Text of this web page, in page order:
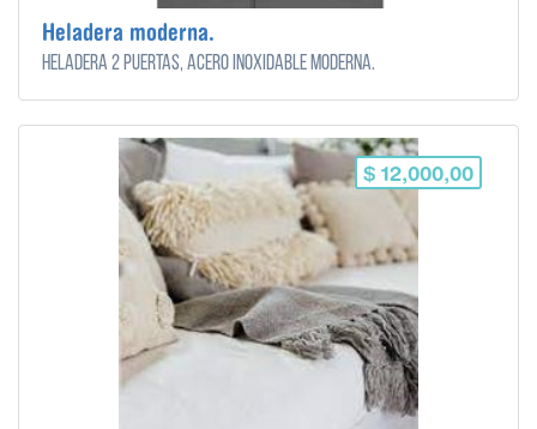
Heladera moderna.
Heladera 2 puertas, acero inoxidable moderna.
$ 12,000,00